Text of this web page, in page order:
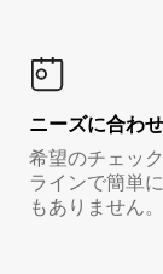
ニーズに合わ
希望のチェッ
ラインで簡単
もありません